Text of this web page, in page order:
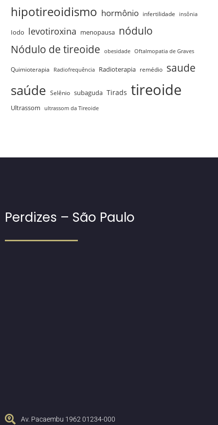
hipotireoidismo hormônio infertilidade insônia
Iodo levotiroxina menopausa nódulo
Nódulo de tireoide obesidade Oftalmopatia de Graves
Quimioterapia Radiofrequência Radioterapia remédio saude
saúde Selênio subaguda Tirads tireoide
Ultrassom ultrassom da Tireoide
Perdizes – São Paulo
Av. Pacaembu 1962 01234-000